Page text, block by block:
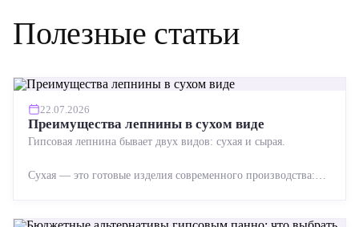
Полезные статьи
22.07.2026
Преимущества лепнины в сухом виде
Гипсовая лепнина бывает двух видов: сухая и сырая.
Сухая — это готовые изделия современного производства: